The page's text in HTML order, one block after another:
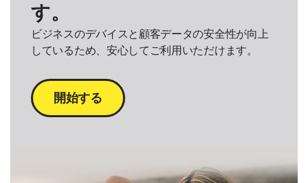
す。
ビジネスのデバイスと顧客データの安全性が向上
しているため、安心してご利用いただけます。
開始する